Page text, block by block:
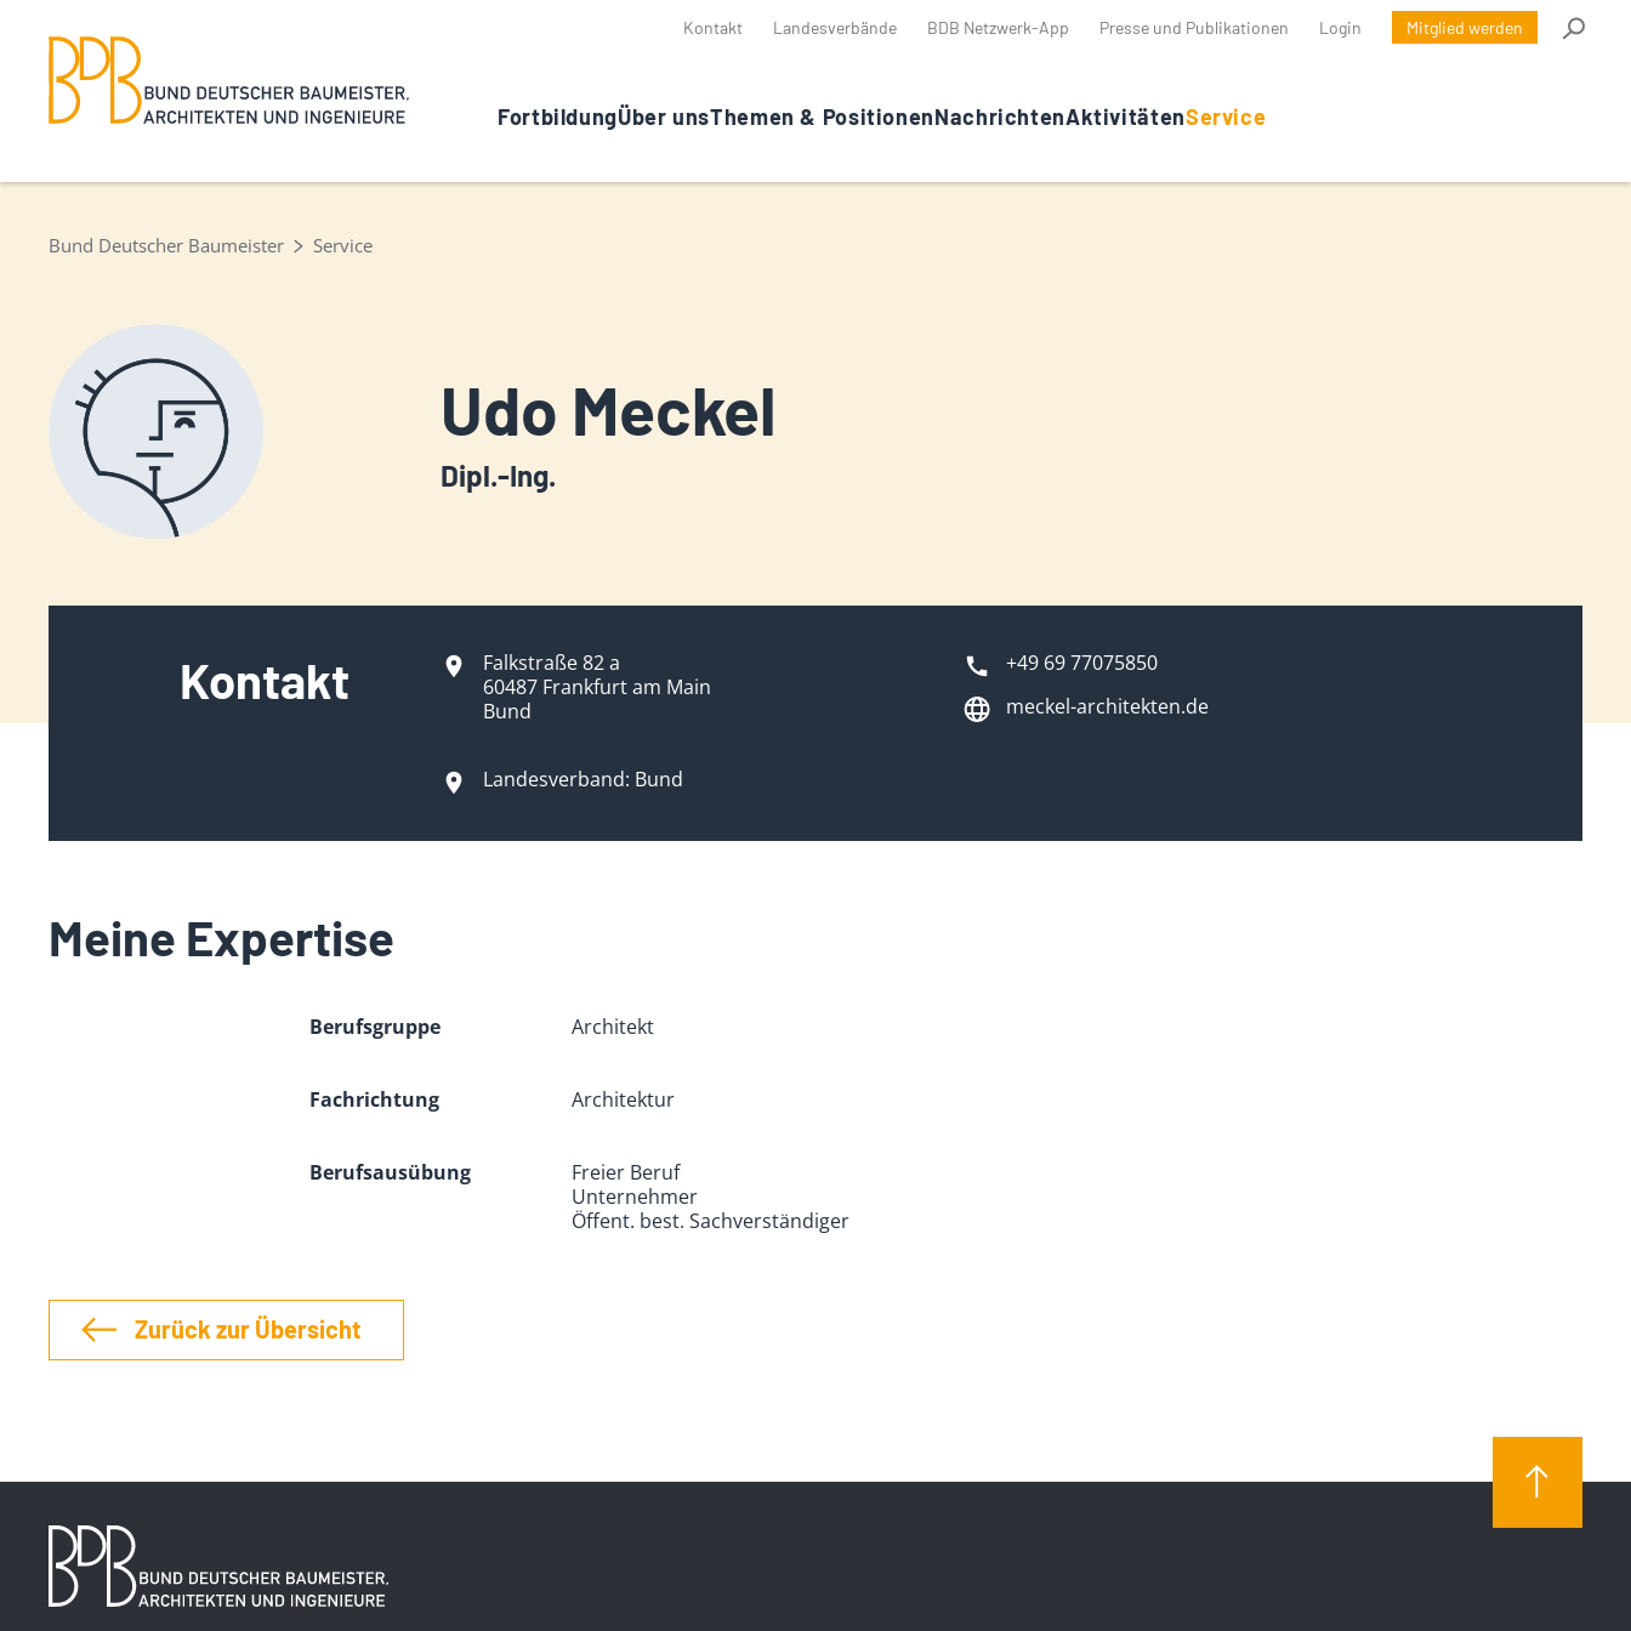
Kontakt Landesverbände BDB Netzwerk-App Presse und Publikationen Login Mitglied werden
FortbildungÜber unsThemen & PositionenNachrichtenAktivitätenService
Bund Deutscher Baumeister Service
Udo Meckel
Dipl.-Ing.
Kontakt
Falkstraße 82 a
60487 Frankfurt am Main
Bund
+49 69 77075850
meckel-architekten.de
Landesverband: Bund
Meine Expertise
Berufsgruppe Architekt
Fachrichtung Architektur
Berufsausübung
Freier Beruf
Unternehmer
Öffent. best. Sachverständiger
Zurück zur Übersicht